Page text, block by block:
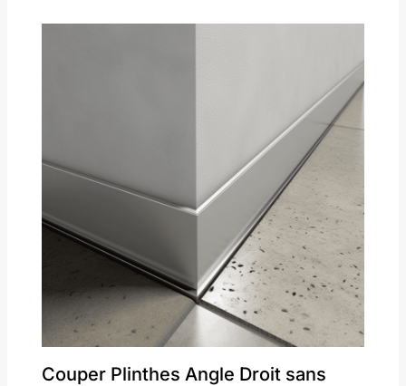
Couper Plinthes Angle Droit sans